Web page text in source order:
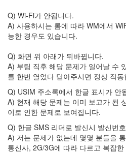
Q) Wi-Fi가 안됩니다.
A) 사용하시는 롬에 따라 WM에서
능한 경우도 있습니다.
Q) 화면 위 아래가 뒤바뀝니다.
A) 부팅 직후 해당 문제가 일어날 수
를 한번 열었다 닫아주시면 정상 작동
Q) USIM 주소록에서 한글 표시가 안
A) 현재 해당 문제는 이미 보고가 된
이로 인한 문제로 보여집니다.
Q) 한글 SMS 리더로 발신시 발신번
A) 저는 문제가 없는데 몇몇 분들을
통신사, 2G/3G에 따라 다르고 복잡
Xperoid
이
이
섭
패
치
만
의